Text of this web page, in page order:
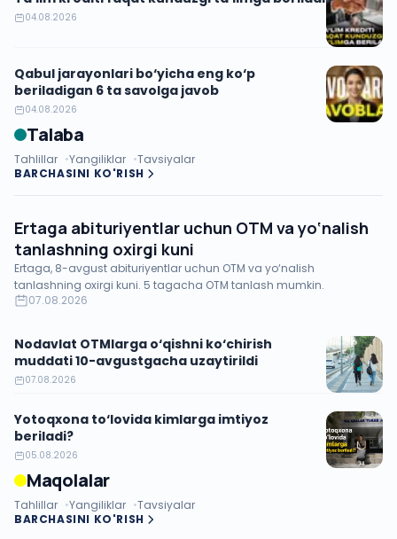
04.08.2026
Qabul jarayonlari bo‘yicha eng ko‘p
beriladigan 6 ta savolga javob
04.08.2026
Talaba
Tahlillar Yangiliklar
Tavsiyalar
BARCHASINI KO'RISH
Ertaga abituriyentlar uchun OTM va yo‘nalish
tanlashning oxirgi kuni
Ertaga, 8-avgust abituriyentlar uchun OTM va yo‘nalish
tanlashning oxirgi kuni. 5 tagacha OTM tanlash mumkin.
07.08.2026
Nodavlat OTMlarga o‘qishni ko‘chirish
muddati 10-avgustgacha uzaytirildi
07.08.2026
Yotoqxona to‘lovida kimlarga imtiyoz
beriladi?
05.08.2026
Maqolalar
Tahlillar Yangiliklar
Tavsiyalar
BARCHASINI KO'RISH